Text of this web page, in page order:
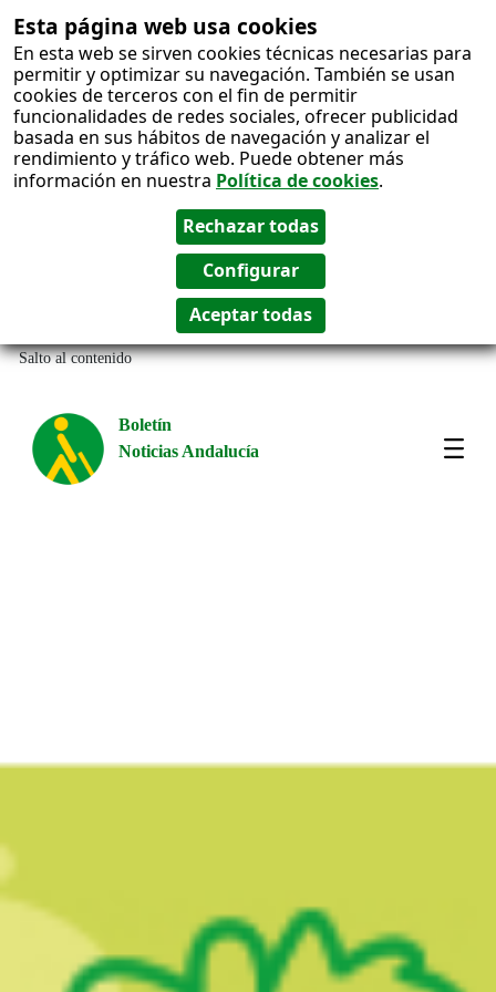
Esta página web usa cookies
En esta web se sirven cookies técnicas necesarias para
permitir y optimizar su navegación. También se usan
cookies de terceros con el fin de permitir
funcionalidades de redes sociales, ofrecer publicidad
basada en sus hábitos de navegación y analizar el
rendimiento y tráfico web. Puede obtener más
información en nuestra Política de cookies.
Salto al contenido
Boletín
Noticias Andalucía